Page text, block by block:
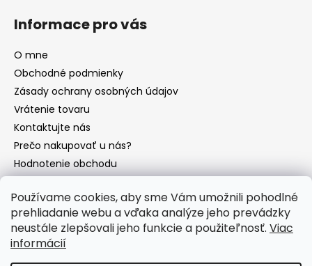
Používame cookies, aby sme Vám umožnili pohodlné
prehliadanie webu a vďaka analýze jeho prevádzky
neustále zlepšovali jeho funkcie a použiteľnosť. Viac
informácií
Informace pro vás
O mne
Obchodné podmienky
Zásady ochrany osobných údajov
Vrátenie tovaru
Kontaktujte nás
Prečo nakupovať u nás?
Hodnotenie obchodu
Instagram